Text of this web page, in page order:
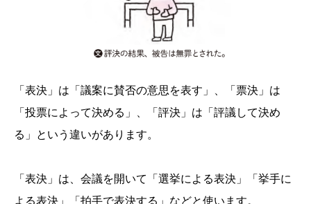
「表決」は「議案に賛否の意思を表す」、「票決」は
「投票によって決める」、「評決」は「評議して決め
る」という違いがあります。
「表決」は、会議を開いて「選挙による表決」「挙手に
よる表決」「拍手で表決する」などと使います。